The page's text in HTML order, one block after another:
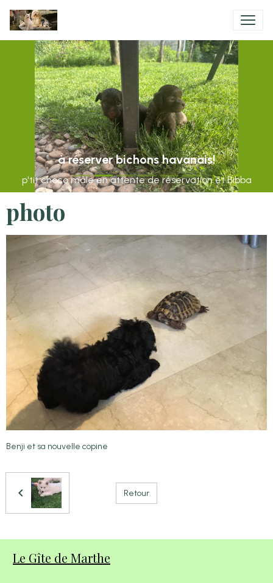
à réserver bichons havanais!
p'tit choco mâle en attente de réservation et Bibba
photo
Benji et sa nouvelle copine
Retour
Le Gîte de Marthe